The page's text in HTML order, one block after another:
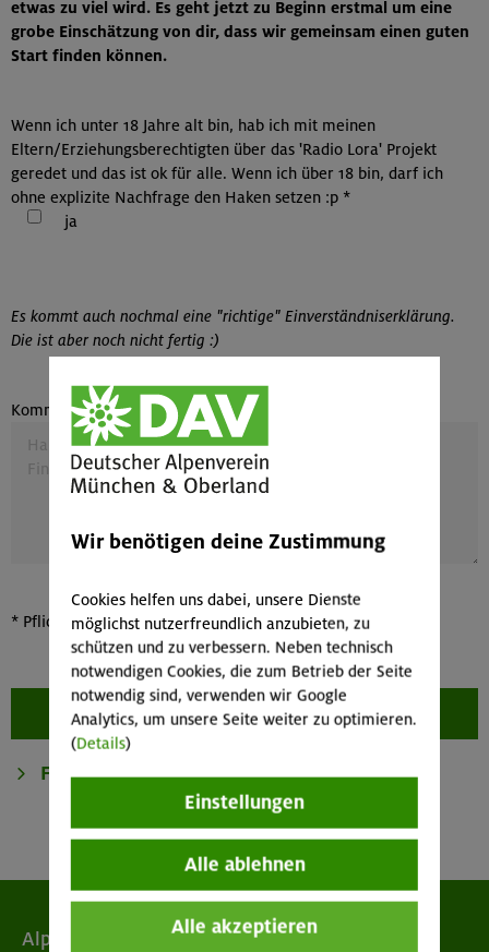
etwas zu viel wird. Es geht jetzt zu Beginn erstmal um eine
grobe Einschätzung von dir, dass wir gemeinsam einen guten
Start finden können.
Wenn ich unter 18 Jahre alt bin, hab ich mit meinen
Eltern/Erziehungsberechtigten über das 'Radio Lora' Projekt
geredet und das ist ok für alle. Wenn ich über 18 bin, darf ich
ohne explizite Nachfrage den Haken setzen :p *
ja
Es kommt auch nochmal eine "richtige" Einverständniserklärung.
Die ist aber noch nicht fertig :)
Kommentare
* Pflichtfelder sind mit einem Sternchen markiert
Alpenverein
Wir benötigen deine Zustimmung
Cookies helfen uns dabei, unsere Dienste
möglichst nutzerfreundlich anzubieten, zu
schützen und zu verbessern. Neben technisch
notwendigen Cookies, die zum Betrieb der Seite
notwendig sind, verwenden wir Google
Analytics, um unsere Seite weiter zu optimieren.
(Details)
Einstellungen
Alle ablehnen
Alle akzeptieren